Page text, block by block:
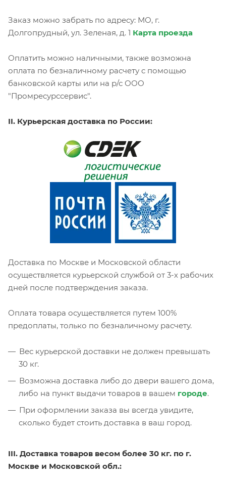
Заказ можно забрать по адресу: МО, г.
Долгопрудный, ул. Зеленая, д. 1 Карта проезда
Оплатить можно наличными, также возможна
оплата по безналичному расчету с помощью
банковской карты или на р/с ООО
"Промресурссервис".
II. Курьерская доставка по России:
Доставка по Москве и Московской области
осуществляется курьерской службой от 3-х рабочих
дней после подтверждения заказа.
Оплата товара осуществляется путем 100%
предоплаты, только по безналичному расчету.
Вес курьерской доставки не должен превышать
30 кг.
Возможна доставка либо до двери вашего дома,
либо на пункт выдачи товаров в вашем городе.
При оформлении заказа вы всегда увидите,
сколько будет стоить доставка в ваш город.
III. Доставка товаров весом более 30 кг. по г.
Москве и Московской обл.: